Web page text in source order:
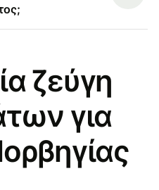
ζεύγη
για